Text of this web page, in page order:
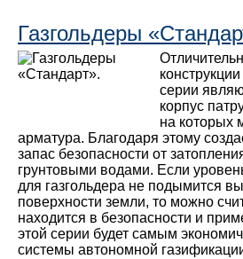
Газгольдеры
серии
корпус
на которых
арматура. Благодаря этому
запас безопасности от
грунтовыми водами. Если
для газгольдера не подымится
поверхности земли, то можно
находится в безопасности и
этой серии будет самым
системы автономной